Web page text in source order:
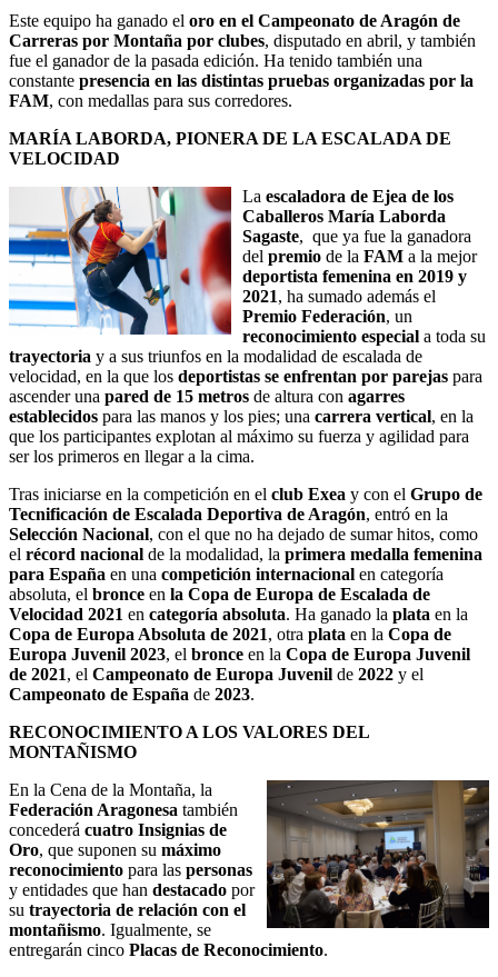
Este equipo ha ganado el oro en el Campeonato de Aragón de
Carreras por Montaña por clubes, disputado en abril, y también
fue el ganador de la pasada edición. Ha tenido también una
constante presencia en las distintas pruebas organizadas por la
FAM, con medallas para sus corredores.
MARÍA LABORDA, PIONERA DE LA ESCALADA DE
VELOCIDAD
La escaladora de Ejea de los
Caballeros María Laborda
Sagaste, que ya fue la ganadora
del premio de la FAM a la mejor
deportista femenina en 2019 y
2021, ha sumado además el
Premio Federación, un
reconocimiento especial a toda su
trayectoria y a sus triunfos en la modalidad de escalada de
velocidad, en la que los deportistas se enfrentan por parejas para
ascender una pared de 15 metros de altura con agarres
establecidos para las manos y los pies; una carrera vertical, en la
que los participantes explotan al máximo su fuerza y agilidad para
ser los primeros en llegar a la cima.
Tras iniciarse en la competición en el club Exea y con el Grupo de
Tecnificación de Escalada Deportiva de Aragón, entró en la
Selección Nacional, con el que no ha dejado de sumar hitos, como
el récord nacional de la modalidad, la primera medalla femenina
para España en una competición internacional en categoría
absoluta, el bronce en la Copa de Europa de Escalada de
Velocidad 2021 en categoría absoluta. Ha ganado la plata en la
Copa de Europa Absoluta de 2021, otra plata en la Copa de
Europa Juvenil 2023, el bronce en la Copa de Europa Juvenil
de 2021, el Campeonato de Europa Juvenil de 2022 y el
Campeonato de España de 2023.
RECONOCIMIENTO A LOS VALORES DEL
MONTAÑISMO
En la Cena de la Montaña, la
Federación Aragonesa también
concederá cuatro Insignias de
Oro, que suponen su máximo
reconocimiento para las personas
y entidades que han destacado por
su trayectoria de relación con el
montañismo. Igualmente, se
entregarán cinco Placas de Reconocimiento.